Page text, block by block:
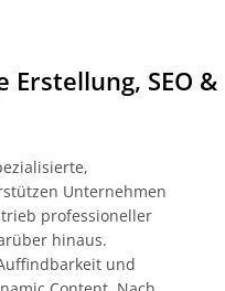
Erstellung, SEO &
Unternehmen
professioneller
hinaus.
und